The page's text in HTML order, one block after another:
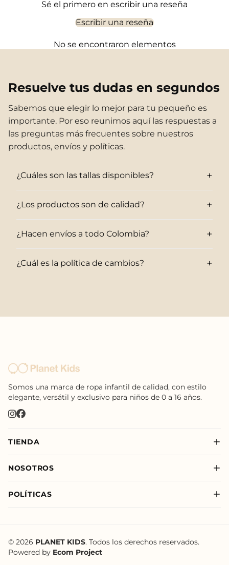
Sé el primero en escribir una reseña
Escribir una reseña
No se encontraron elementos
Resuelve tus dudas en segundos
Sabemos que elegir lo mejor para tu pequeño es
importante. Por eso reunimos aquí las respuestas a
las preguntas más frecuentes sobre nuestros
productos, envíos y políticas.
¿Cuáles son las tallas disponibles? +
¿Los productos son de calidad? +
¿Hacen envíos a todo Colombia? +
¿Cuál es la política de cambios? +
Somos una marca de ropa infantil de calidad, con estilo
elegante, versátil y exclusivo para niños de 0 a 16 años.
TIENDA
Niño
NOSOTROS
Nuestras Tiendas
POLÍTICAS
Política de Tratamiento de Datos de Planet Kids
Términos y Condiciones
© 2026 PLANET KIDS. Todos los derechos reservados.
Powered by Ecom Project